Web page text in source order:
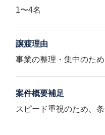
1〜4名
譲渡理由
事業の整理・集中のため
案件概要補足
スピード重視のため、